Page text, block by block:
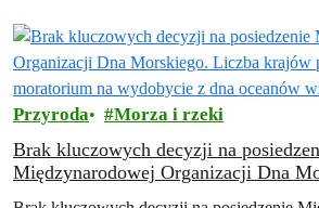
Przyroda Morza i rzeki
Brak kluczowych decyzji na
Międzynarodowej Organizacji Dna